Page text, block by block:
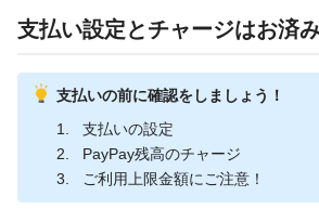
支払い設定とチャージはお済
支払いの前に確認をしましょう！
支払いの設定
PayPay残高のチャージ
ご利用上限金額にご注意！